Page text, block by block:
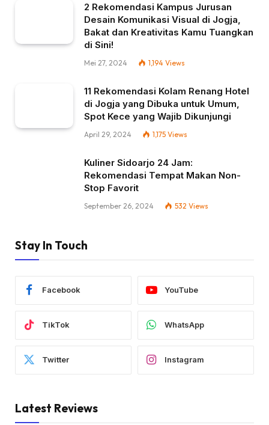
2 Rekomendasi Kampus Jurusan
Desain Komunikasi Visual di Jogja,
Bakat dan Kreativitas Kamu Tuangkan
di Sini!
Mei 27, 2024 1,194 Views
11 Rekomendasi Kolam Renang Hotel
di Jogja yang Dibuka untuk Umum,
Spot Kece yang Wajib Dikunjungi
April 29, 2024 1,175 Views
Kuliner Sidoarjo 24 Jam:
Rekomendasi Tempat Makan Non-
Stop Favorit
September 26, 2024 532 Views
Stay In Touch
Facebook YouTube
TikTok WhatsApp
Twitter Instagram
Latest Reviews